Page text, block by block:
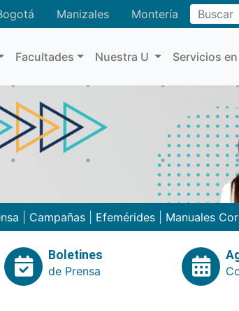
Manizales MonteríaBuscar
Facultades Nuestra U Servicios
Campañas Efemérides Manuales
Boletines
de Prensa